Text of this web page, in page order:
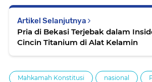
Artikel Selanjutnya
Pria di Bekasi Terjebak dalam
Cincin Titanium di Alat Kelamin
Mahkamah Konstitusi nasional